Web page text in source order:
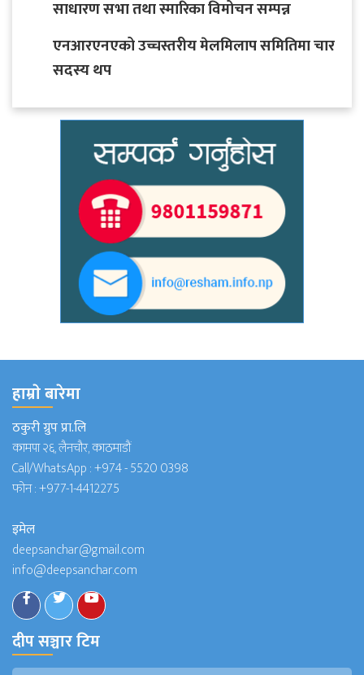
साधारण सभा तथा स्मारिका विमोचन सम्पन्न
एनआरएनएको उच्चस्तरीय मेलमिलाप समितिमा चार
सदस्य थप
हाम्राे बारेमा
ठकुरी ग्रुप प्रा.लि
कामपा २६, लैनचौर, काठमाडौं
Call/WhatsApp :+974 - 5520 0398
फोन :+977-1-4412275
इमेल
deepsanchar@gmail.com
info@deepsanchar.com
दीप सञ्चार टिम